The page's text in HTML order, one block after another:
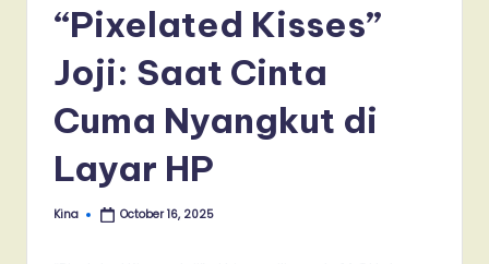
“Pixelated Kisses”
Joji: Saat Cinta
Cuma Nyangkut di
Layar HP
Posted
Kina October 16, 2025